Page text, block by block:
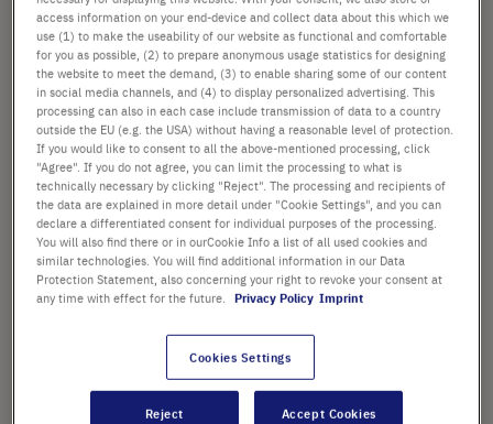
POINTS FORTS
En polypropylène résistant aux
produits chimiques
Prix catalogue indiqué. [*hors TVA et frais de port]
Vérifier la disponibilité Horsfrais de port
- +
Ajouter
au
panier
1 Pièce (1 Boîte × 1 Pièce)
access information on your end-device and collect data about this which we
use (1) to make the useability of our website as functional and comfortable
for you as possible, (2) to prepare anonymous usage statistics for designing
the website to meet the demand, (3) to enable sharing some of our content
in social media channels, and (4) to display personalized advertising. This
processing can also in each case include transmission of data to a country
outside the EU (e.g. the USA) without having a reasonable level of protection.
If you would like to consent to all the above-mentioned processing, click
"Agree". If you do not agree, you can limit the processing to what is
technically necessary by clicking "Reject". The processing and recipients of
the data are explained in more detail under "Cookie Settings", and you can
declare a differentiated consent for individual purposes of the processing.
You will also find there or in ourCookie Info a list of all used cookies and
similar technologies. You will find additional information in our Data
Protection Statement, also concerning your right to revoke your consent at
any time with effect for the future.
Privacy Policy Imprint
Cookies Settings
Reject Accept Cookies